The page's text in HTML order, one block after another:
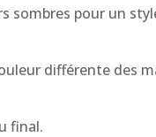
sombres pour un
différente des
final.